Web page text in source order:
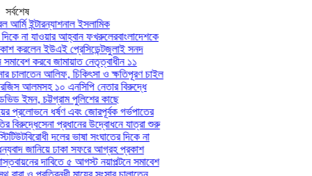
সর্বশেষ
ইন্টারন্যাশনাল ইসলামিক
না যাওয়ার আহ্বান ফখরুলেরবাংলাদেশকে
করলেন ইউএই প্রেসিডেন্টজুলাই সনদ
করবে জামায়াত নেতৃত্বাধীন ১১
আলিফ, চিকিৎসা ও ক্ষতিপূরণ চাইল
আলমসহ ১০ এনসিপি নেতার বিরুদ্ধে
ইমন, চট্টগ্রাম পুলিশের কাছে
প্রলোভনে ধর্ষণ এবং জোরপূর্বক গর্ভপাতের
সেনা প্রধানের উদ্বোধনে যাত্রা শুরু
বিরোধী দলের ভাষা সংঘাতের দিকে না
জানিয়ে ঢাকা সফরে আগ্রহ প্রকাশ
দাবিতে ৫ আগস্ট নয়াপল্টনে সমাবেশ